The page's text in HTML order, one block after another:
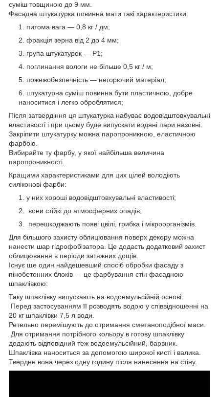
суміш товщиною до 9 мм.
Фасадна штукатурка повинна мати такі характеристики:
питома вага ― 0,8 кг / дм;
фракція зерна від 2 до 4 мм;
група штукатурок ― Р1;
поглинання вологи не більше 0,5 кг / м;
пожежобезпечність ― негорючий матеріал;
штукатурна суміш повинна бути пластичною, добре
наноситися і легко оброблятися;
Після затвердіння ця штукатурка набуває водовідштовхувальні
властивості і при цьому буде випускати водяні пари назовні.
Закріпити штукатурку можна паропроникною, еластичною
фарбою.
Вибирайте ту фарбу, у якої найбільша величина
паропроникності.
Кращими характеристиками для цих цілей володіють
силіконові фарби:
у них хороші водовідштовхувальні властивості;
вони стійкі до атмосферних опадів;
перешкоджають появі цвілі, грибка і мікроорганізмів.
Для більшого захисту облицювання поверх декору можна
нанести шар гідрофобізатора. Це додасть додатковий захист
облицювання в періоди затяжних дощів.
Існує ще один найдешевший спосіб обробки фасаду з
пінобетонних блоків ― це фарбування стін фасадною
шпаклівкою:
Таку шпаклівку випускають на водоемульсійній основі.
Перед застосуванням її розводять водою у співвідношенні на
20 кг шпаклівки 7,5 л води.
Ретельно перемішують до отримання сметаноподібної маси.
Для отримання потрібного кольору в готову шпаклівку
додають відповідний теж водоемульсійний, барвник.
Шпаклівка наноситься за допомогою широкої кисті і валика.
Твердне вона через одну годину після нанесення на стіну.